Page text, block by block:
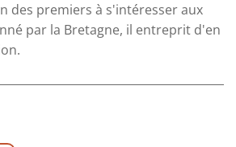
des premiers à s'intéresser aux
par la Bretagne, il entreprit d'en